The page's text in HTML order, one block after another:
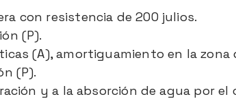
con resistencia de 200 julios.
(P).
(A), amortiguamiento en la
(P).
y a la absorción de agua por el